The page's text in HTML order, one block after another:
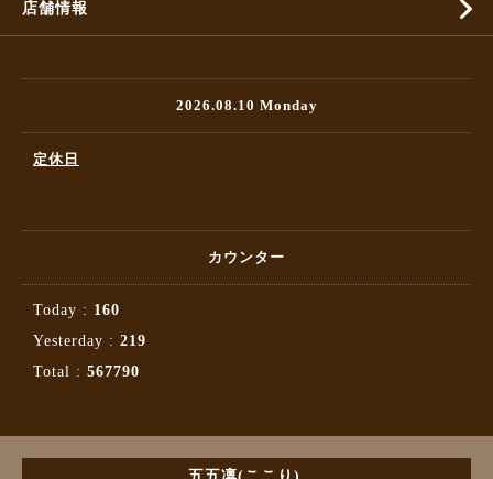
店舗情報
2026.08.10 Monday
定休日
カウンター
Today : 160
Yesterday : 219
Total : 567790